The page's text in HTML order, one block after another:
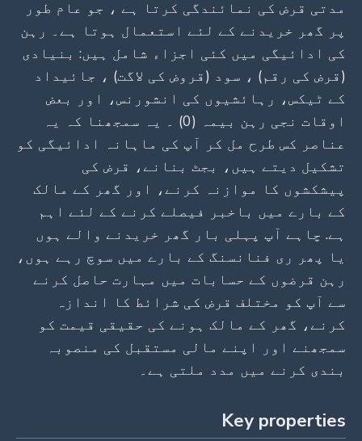
مدتی قرض کی نمائندگی کرتا ہے ، جو عام طور
پر گھر خریدنے کے لئے استعمال ہوتا ہے۔ رہن
کی ادائیگی میں کئی اجزاء شامل ہیں: بنیادی
(قرض کی رقم) ، سود (قروض کی لاگت) ، جائیداد
کے ٹیکس، رہائشیوں کی انشورنس، اور بعض
اوقات نجی رہن بیمہ (0) ۔ یہ سمجھنا کہ یہ
عناصر کس طرح مل کر آپ کی ماہانہ ادائیگی کو
تشکیل دیتے ہیں، بجٹ بنانے، قرض کی
پیشکشوں کا موازنہ کرنے، اور گھر کے مالک
کے بارے میں باخبر فیصلے کرنے کے لئے اہم
ہے. چاہے آپ پہلی بار گھر خریدنے والے ہوں
یا پھر ری فنانسنگ کے بارے میں سوچ رہے ہوں،
رہن قرضوں کے حسابات میں مہارت حاصل کرنے
سے آپ کو مختلف قرض کی شرائط کا اندازہ
کرنے، گھر کے مالک ہونے کی حقیقی قیمت کو
سمجھنے اور اپنے مالی مستقبل کی منصوبہ
بندی کرنے میں مدد ملتی ہے۔
Key properties